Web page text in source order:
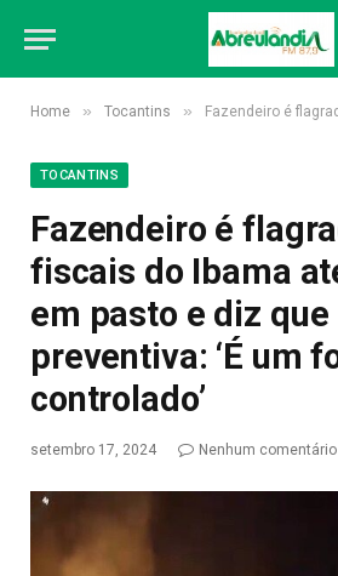
Home » Tocantins » Fazendeiro é flagrado por fiscais do Ibama ateando
TOCANTINS
Fazendeiro é
fiscais do Ibama
em pasto e diz
preventiva: ‘É um
controlado’
setembro 17, 2024 Nenhum comentário